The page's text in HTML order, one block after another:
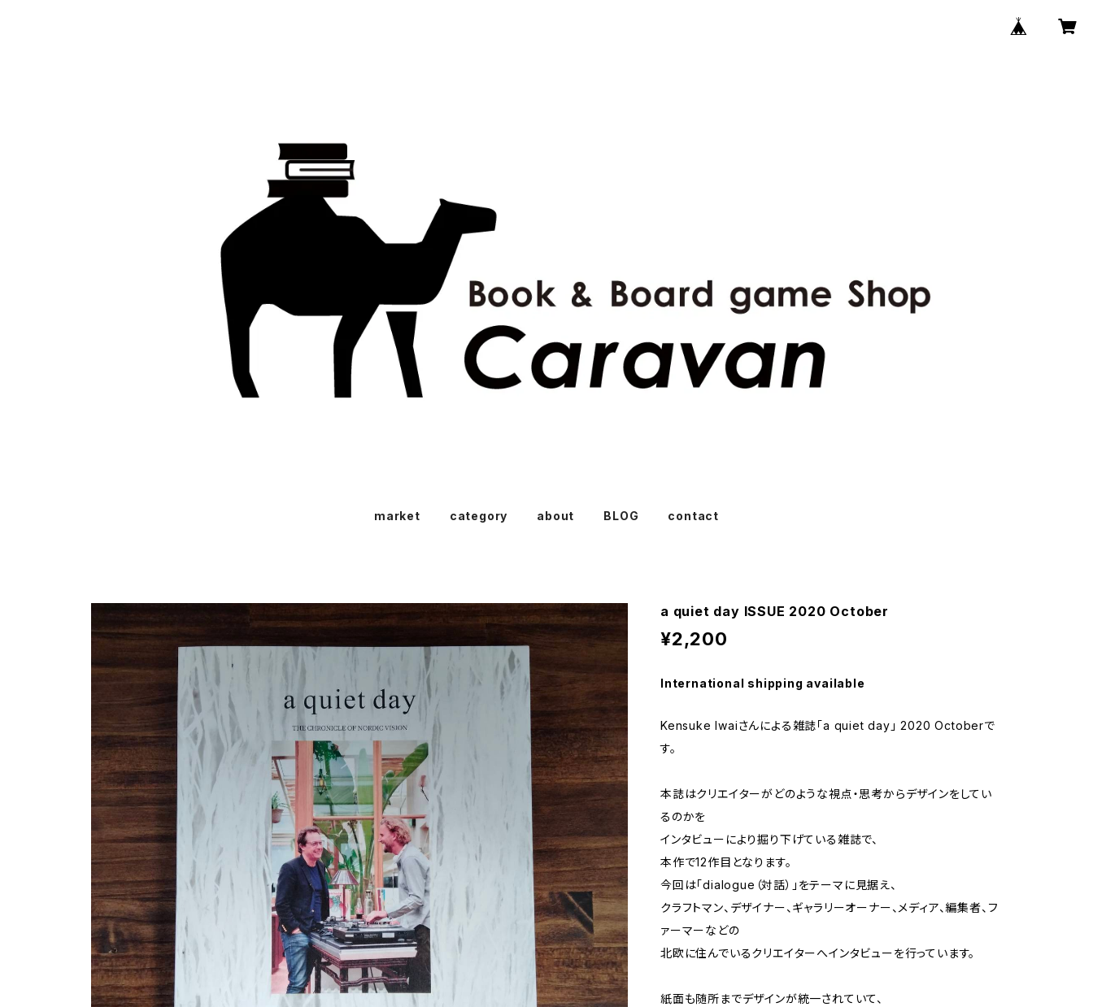
market category about BLOG contact
a quiet day ISSUE 2020 October
¥2,200
International shipping available
Kensuke Iwaiさんによる雑誌「a quiet day」 2020 Octoberで
す。
本誌はクリエイターがどのような視点・思考からデザインをしてい
るのかを
インタビューにより掘り下げている雑誌で、
本作で12作目となります。
今回は「dialogue（対話）」をテーマに見据え、
クラフトマン、デザイナー、ギャラリーオーナー、メディア、編集者、フ
ァーマーなどの
北欧に住んでいるクリエイターへインタビューを行っています。
紙面も随所までデザインが統一されていて、